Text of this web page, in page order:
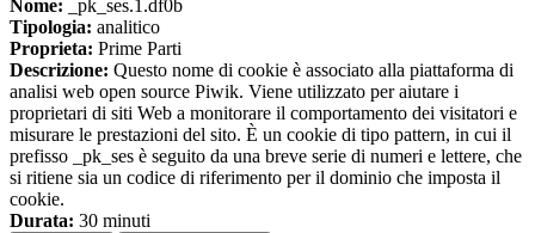
Nome: _pk_ses.1.df0b
Tipologia: analitico
Proprieta: Prime Parti
Descrizione: Questo nome di cookie è associato alla piattaforma di
analisi web open source Piwik. Viene utilizzato per aiutare i
proprietari di siti Web a monitorare il comportamento dei visitatori e
misurare le prestazioni del sito. È un cookie di tipo pattern, in cui il
prefisso _pk_ses è seguito da una breve serie di numeri e lettere, che
si ritiene sia un codice di riferimento per il dominio che imposta il
cookie.
Durata: 30 minuti